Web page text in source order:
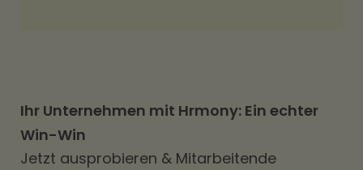
Ihr Unternehmen mit Hrmony: Ein echter
Win-Win
Jetzt ausprobieren & Mitarbeitende